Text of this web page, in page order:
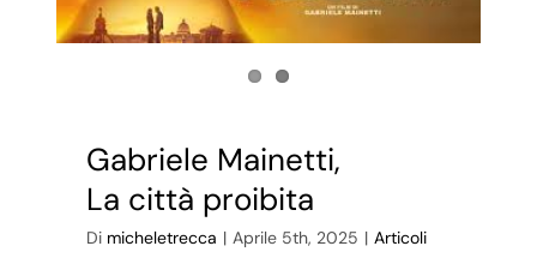
Gabriele Mainetti,
La città proibita
Di micheletrecca | Aprile 5th, 2025 | Articoli